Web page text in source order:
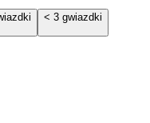
< 3 gwiazdki